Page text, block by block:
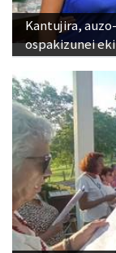
Kantujira,
ospakizunei